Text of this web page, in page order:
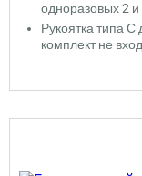
одноразовых 2
Рукоятка типа С
комплект не